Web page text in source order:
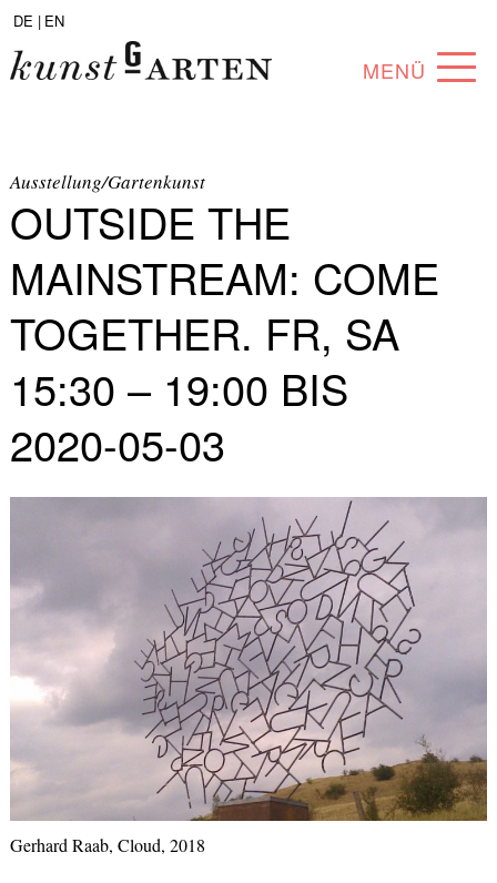
DE | EN
MENÜ
ABOUT
SAMMLUNG
KÜNSTLER*INNEN
PARTNER*INNEN
ANGEBOTE
Ausstellung/Gartenkunst
OUTSIDE THE
MAINSTREAM: COME
TOGETHER. FR, SA
15:30 – 19:00 BIS
2020-05-03
Gerhard Raab, Cloud, 2018